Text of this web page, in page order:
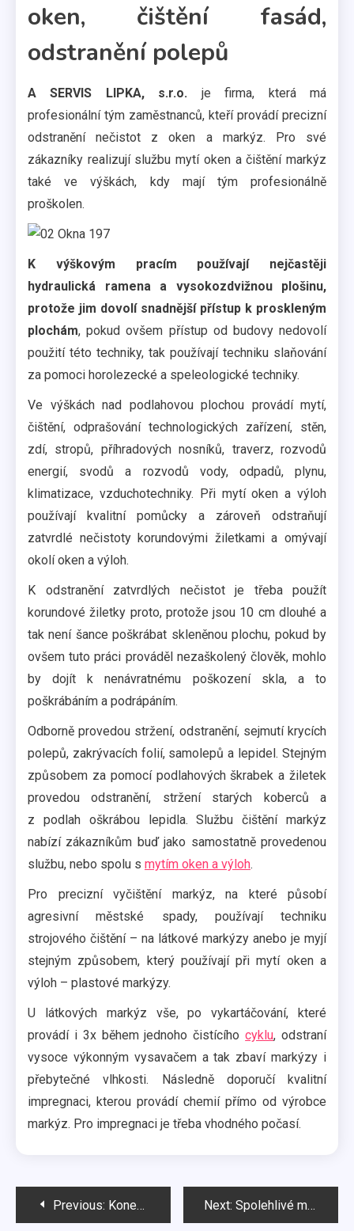
oken, čištění fasád,
odstranění polepů
A SERVIS LIPKA, s.r.o. je firma, která má
profesionální tým zaměstnanců, kteří provádí precizní
odstranění nečistot z oken a markýz. Pro své
zákazníky realizují službu mytí oken a čištění markýz
také ve výškách, kdy mají tým profesionálně
proškolen.
K výškovým pracím používají nejčastěji
hydraulická ramena a vysokozdvižnou plošinu,
protože jim dovolí snadnější přístup k proskleným
plochám, pokud ovšem přístup od budovy nedovolí
použití této techniky, tak používají techniku slaňování
za pomoci horolezecké a speleologické techniky.
Ve výškách nad podlahovou plochou provádí mytí,
čištění, odprašování technologických zařízení, stěn,
zdí, stropů, příhradových nosníků, traverz, rozvodů
energií, svodů a rozvodů vody, odpadů, plynu,
klimatizace, vzduchotechniky. Při mytí oken a výloh
používají kvalitní pomůcky a zároveň odstraňují
zatvrdlé nečistoty korundovými žiletkami a omývají
okolí oken a výloh.
K odstranění zatvrdlých nečistot je třeba použít
korundové žiletky proto, protože jsou 10 cm dlouhé a
tak není šance poškrábat skleněnou plochu, pokud by
ovšem tuto práci prováděl nezaškolený člověk, mohlo
by dojít k nenávratnému poškození skla, a to
poškrábáním a podrápáním.
Odborně provedou stržení, odstranění, sejmutí krycích
polepů, zakrývacích folií, samolepů a lepidel. Stejným
způsobem za pomocí podlahových škrabek a žiletek
provedou odstranění, stržení starých koberců a
z podlah oškrábou lepidla. Službu čištění markýz
nabízí zákazníkům buď jako samostatně provedenou
službu, nebo spolu s mytím oken a výloh.
Pro precizní vyčištění markýz, na které působí
agresivní městské spady, používají techniku
strojového čištění – na látkové markýzy anebo je myjí
stejným způsobem, který používají při mytí oken a
výloh – plastové markýzy.
U látkových markýz vše, po vykartáčování, které
provádí i 3x během jednoho čistícíhocyklu, odstraní
vysoce výkonným vysavačem a tak zbaví markýzy i
přebytečné vlhkosti. Následně doporučí kvalitní
impregnaci, kterou provádí chemií přímo od výrobce
markýz. Pro impregnaci je třeba vhodného počasí.
Navigace
Previous: Konečně spolehlivá úklidová firma na mytí oken a výloh Next: Spolehlivé mytí oken v Brně